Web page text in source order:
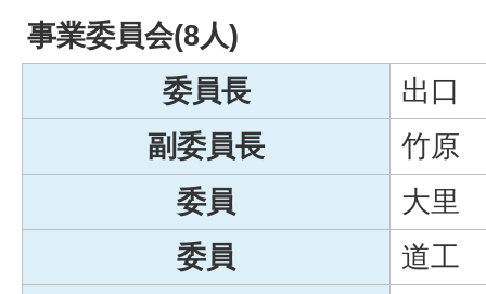
事業委員会(8人)
委員長
出口
副委員長
竹原
委員
大里
委員
道工